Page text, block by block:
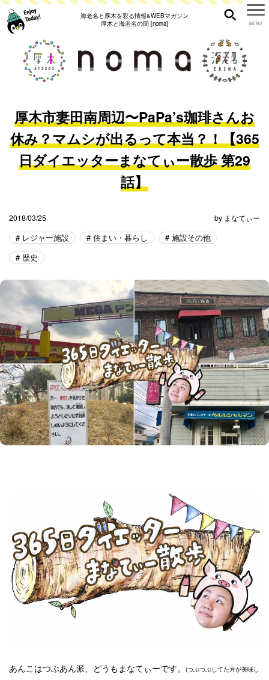
海老名と厚木を彩る情報&WEBマガジン
厚木と海老名の間 [noma]
厚木市妻田南周辺〜PaPa’s珈琲さんお
休み？マムシが出るって本当？！【365
日ダイエッターまなてぃー散歩 第29
話】
2018/03/25 by まなてぃー
レジャー施設 住まい・暮らし
施設その他
歴史
あんこはつぶあん派、どうもまなてぃーです。
(つぶつぶしてた方が美味し